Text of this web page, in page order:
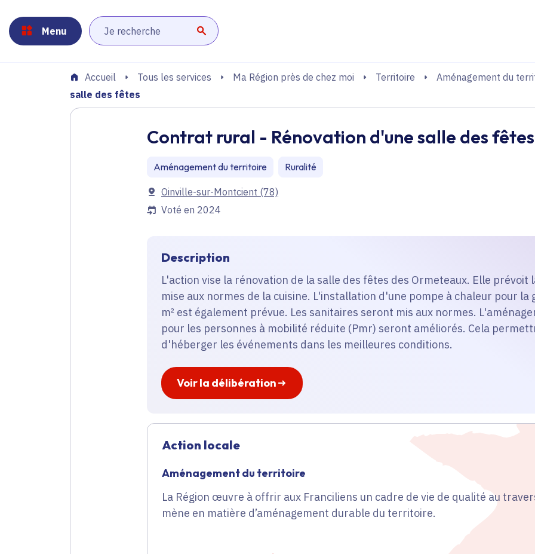
Menu
Lancer la recherche
Accueil Tous les services Ma Région près de chez moi Territoire Aménagement du
salle des fêtes
Contrat rural - Rénovation d'une salle des fêtes
Aménagement du territoire Ruralité
Communes
Oinville-sur-Montcient (78)
Voté en 2024
Description
L'action vise la rénovation de la salle des fêtes des Ormeteaux. Elle prévoit
mise aux normes de la cuisine. L'installation d'une pompe à chaleur pour la
m² est également prévue. Les sanitaires seront mis aux normes.
pour les personnes à mobilité réduite (Pmr) seront améliorés. Cela
d'héberger les événements dans les meilleures conditions.
Voir la délibération
Action locale
Aménagement du territoire
La Région œuvre à offrir aux Franciliens un cadre de vie de qualité au
mène en matière d’aménagement durable du territoire.